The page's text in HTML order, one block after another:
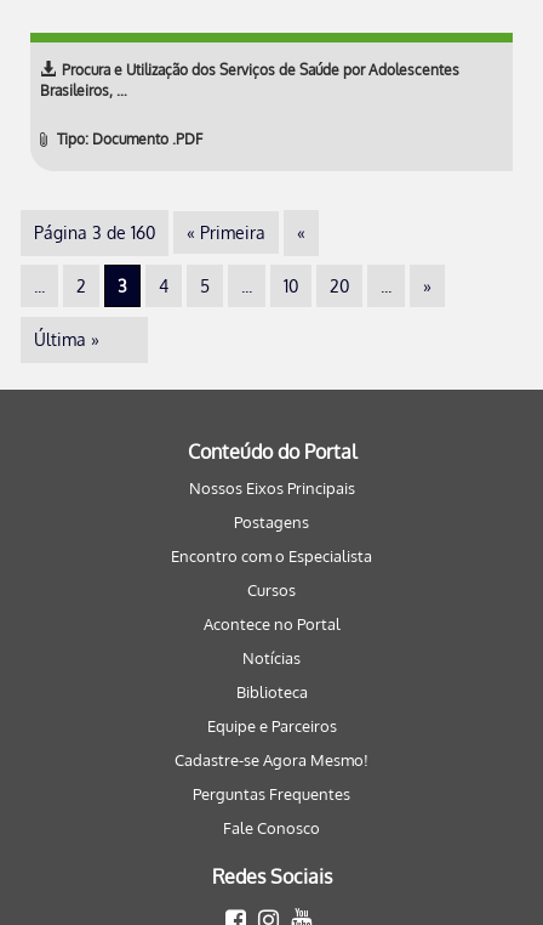
Procura e Utilização dos Serviços de Saúde por Adolescentes
Brasileiros, …
Tipo: Documento .PDF
Página 3 de 160 « Primeira «
2 3 4 5 10 20 »
Última »
Conteúdo do Portal
Nossos Eixos Principais
Postagens
Encontro com o Especialista
Cursos
Acontece no Portal
Notícias
Biblioteca
Equipe e Parceiros
Cadastre-se Agora Mesmo!
Perguntas Frequentes
Fale Conosco
Redes Sociais